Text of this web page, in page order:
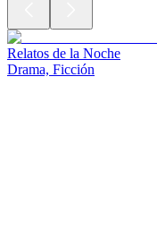
Relatos de la Noche
Drama, Ficción